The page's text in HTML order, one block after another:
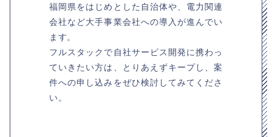
福岡県をはじめとした自治体や、電力関連
会社など大手事業会社への導入が進んでい
ます。
フルスタックで自社サービス開発に携わっ
ていきたい方は、とりあえずキープし、案
件への申し込みをぜひ検討してみてくださ
い。